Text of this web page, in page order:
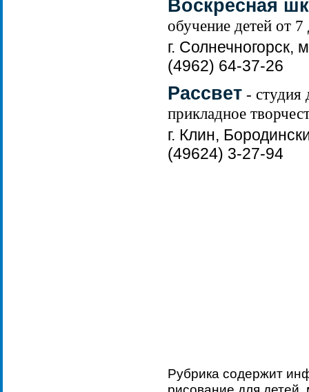
Воскресная
обучение детей от 7
г.
(4962) 64-37-26
Рассвет - студия
прикладное
г. Клин,
(49624) 3-27-94
Рубрика содержит